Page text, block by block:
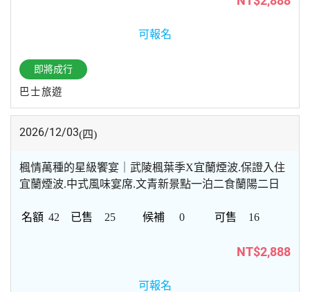
可報名
即將成行
巴士旅遊
2026/12/03(四)
楓情萬種的星級饗宴｜武陵楓葉季X宜蘭煙波.保證入住
宜蘭煙波.中式風味宴席.文青新景點一泊二食蘭陽二日
42 25 0 16
NT$2,888
可報名